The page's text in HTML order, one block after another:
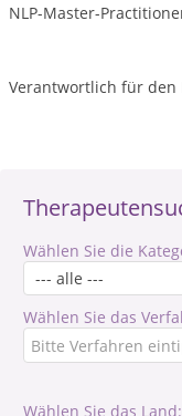
Wählen Sie die
Wählen Sie das
Wählen Sie das Land:
NLP-Master-
Verantwortlich für den